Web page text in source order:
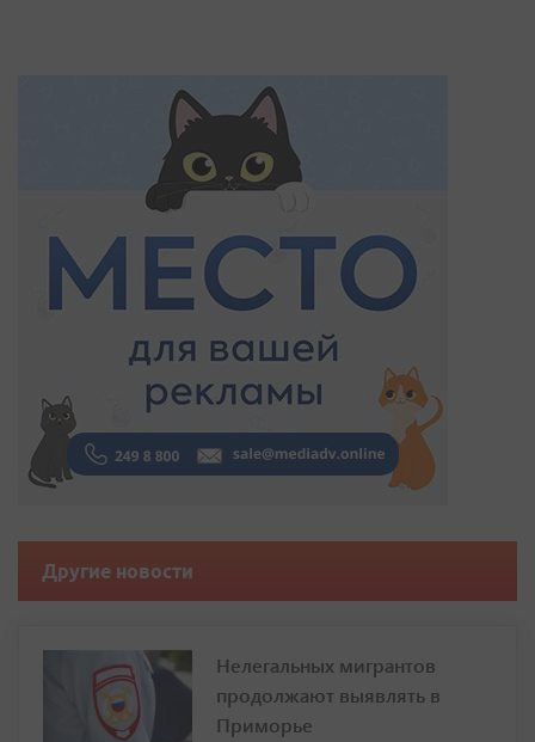
Другие новости
Нелегальных мигрантов
продолжают выявлять в
Приморье